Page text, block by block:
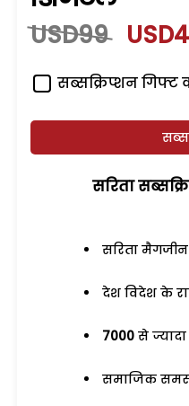
USD99
सब्सक्रिप्शन गिफ्ट
सरिता
सरिता
देश विदेश के
7000 से
समाजिक